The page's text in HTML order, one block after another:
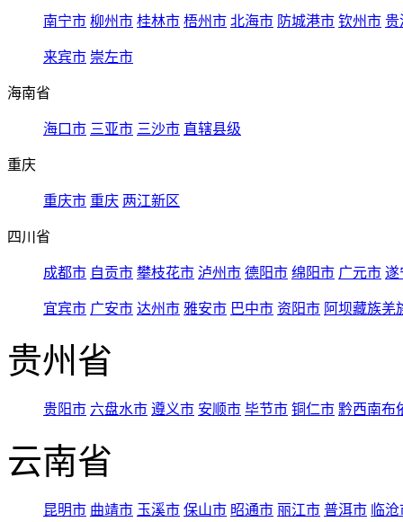
南宁市 柳州市 桂林市 梧州市 北海市 防城港市 钦州市 贵
来宾市 崇左市
海南省
海口市 三亚市 三沙市 直辖县级
重庆
重庆市 重庆 两江新区
四川省
成都市 自贡市 攀枝花市 泸州市 德阳市 绵阳市 广元市 遂
宜宾市 广安市 达州市 雅安市 巴中市 资阳市 阿坝藏族羌
贵州省
贵阳市 六盘水市 遵义市 安顺市 毕节市 铜仁市 黔西南布
云南省
昆明市 曲靖市 玉溪市 保山市 昭通市 丽江市 普洱市 临